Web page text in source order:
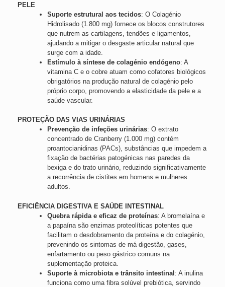
PELE
Suporte estrutural aos tecidos: O Colagénio
Hidrolisado (1.800 mg) fornece os blocos construtores
que nutrem as cartilagens, tendões e ligamentos,
ajudando a mitigar o desgaste articular natural que
surge com a idade.
Estímulo à síntese de colagénio endógeno: A
vitamina C e o cobre atuam como cofatores biológicos
obrigatórios na produção natural de colagénio pelo
próprio corpo, promovendo a elasticidade da pele e a
saúde vascular.
PROTEÇÃO DAS VIAS URINÁRIAS
Prevenção de infeções urinárias: O extrato
concentrado de Cranberry (1.000 mg) contém
proantocianidinas (PACs), substâncias que impedem a
fixação de bactérias patogénicas nas paredes da
bexiga e do trato urinário, reduzindo significativamente
a recorrência de cistites em homens e mulheres
adultos.
EFICIÊNCIA DIGESTIVA E SAÚDE INTESTINAL
Quebra rápida e eficaz de proteínas: A bromelaína e
a papaína são enzimas proteolíticas potentes que
facilitam o desdobramento da proteína e do colagénio,
prevenindo os sintomas de má digestão, gases,
enfartamento ou peso gástrico comuns na
suplementação proteica.
Suporte à microbiota e trânsito intestinal: A inulina
funciona como uma fibra solúvel prebiótica, servindo